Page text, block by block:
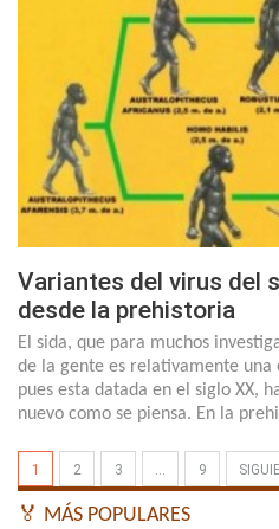
Variantes del virus del
desde la prehistoria
El sida, que para muchos
de la gente es relativamente una
pues esta datada en el siglo XX,
nuevo como se piensa. En la
1 2 3 … 9
🏅 MÁS POPULARES